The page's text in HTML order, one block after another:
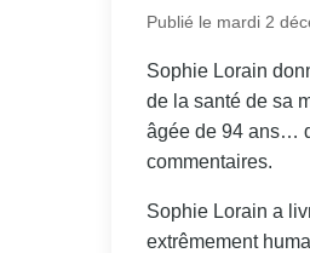
Publié le mardi 2
Sophie Lorain
de la santé de sa
âgée de 94 ans…
commentaires.
Sophie Lorain a
extrêmement